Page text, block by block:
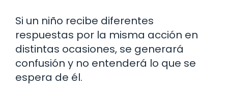
Si un niño recibe diferentes
respuestas por la misma acción en
distintas ocasiones, se generará
confusión y no entenderá lo que se
espera de él.